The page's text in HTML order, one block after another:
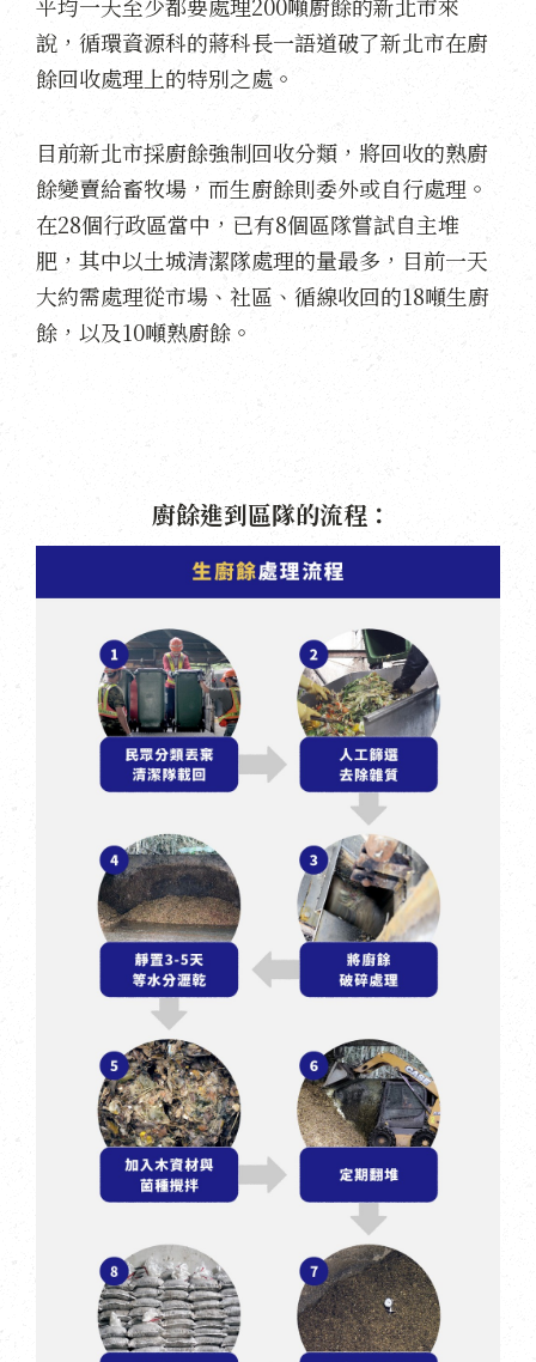
說，循環資源科的蔣科長一語道破了新北市在廚
餘回收處理上的特別之處。
目前新北市採廚餘強制回收分類，將回收的熟廚
餘變賣給畜牧場，而生廚餘則委外或自行處理。
在28個行政區當中，已有8個區隊嘗試自主堆
肥，其中以土城清潔隊處理的量最多，目前一天
大約需處理從市場、社區、循線收回的18噸生廚
餘，以及10噸熟廚餘。
廚餘進到區隊的流程：